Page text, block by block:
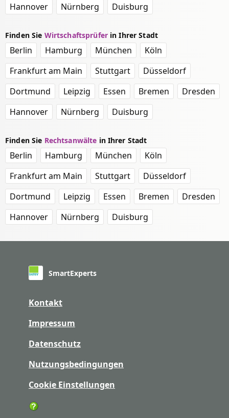
Hannover
Nürnberg Duisburg
Finden Sie Wirtschaftsprüferin Ihrer Stadt
Berlin Hamburg München
Köln
Frankfurt am Main
Stuttgart
Düsseldorf
Dortmund
Leipzig Essen Bremen
Dresden
Hannover
Nürnberg Duisburg
Finden Sie Rechtsanwälte in Ihrer Stadt
Berlin Hamburg München
Köln
Frankfurt am Main
Stuttgart
Düsseldorf
Dortmund
Leipzig Essen Bremen
Dresden
Hannover
Nürnberg Duisburg
SmartExperts
Kontakt
Impressum
Datenschutz
Nutzungsbedingungen
Cookie Einstellungen